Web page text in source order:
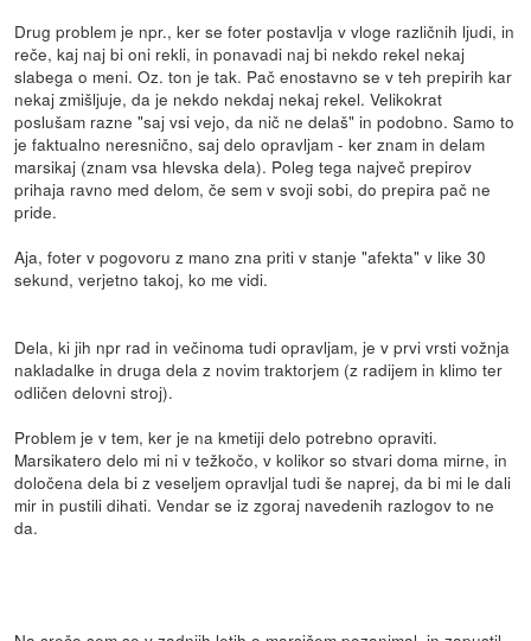
Drug problem je npr., ker se foter postavlja v vloge različnih ljudi, in
reče, kaj naj bi oni rekli, in ponavadi naj bi nekdo rekel nekaj
slabega o meni. Oz. ton je tak. Pač enostavno se v teh prepirih kar
nekaj zmišljuje, da je nekdo nekdaj nekaj rekel. Velikokrat
poslušam razne "saj vsi vejo, da nič ne delaš" in podobno. Samo to
je faktualno neresnično, saj delo opravljam - ker znam in delam
marsikaj (znam vsa hlevska dela). Poleg tega največ prepirov
prihaja ravno med delom, če sem v svoji sobi, do prepira pač ne
pride.
Aja, foter v pogovoru z mano zna priti v stanje "afekta" v like 30
sekund, verjetno takoj, ko me vidi.
Dela, ki jih npr rad in večinoma tudi opravljam, je v prvi vrsti vožnja
nakladalke in druga dela z novim traktorjem (z radijem in klimo ter
odličen delovni stroj).
Problem je v tem, ker je na kmetiji delo potrebno opraviti.
Marsikatero delo mi ni v težkočo, v kolikor so stvari doma mirne, in
določena dela bi z veseljem opravljal tudi še naprej, da bi mi le dali
mir in pustili dihati. Vendar se iz zgoraj navedenih razlogov to ne
da.